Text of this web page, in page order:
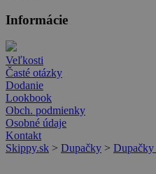
Informácie
Veľkosti
Časté otázky
Dodanie
Lookbook
Obch. podmienky
Osobné údaje
Kontakt
Skippy.sk > Dupačky > Dupačky